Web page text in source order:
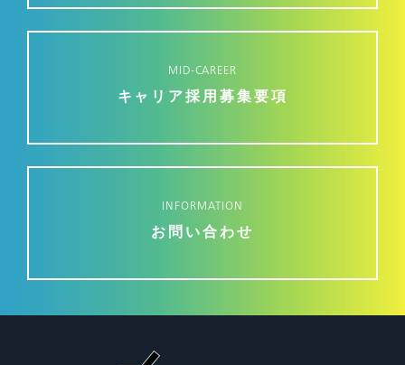
MID-CAREER
キャリア採用募集要項
INFORMATION
お問い合わせ